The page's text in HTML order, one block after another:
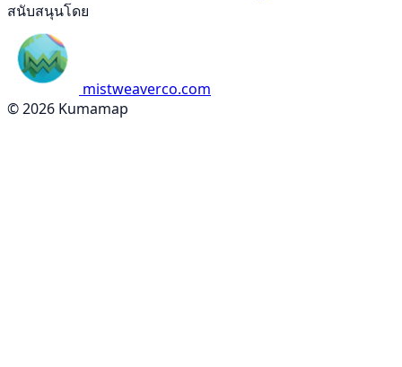
สนับสนุนโดย
mistweaverco.com
© 2026 Kumamap